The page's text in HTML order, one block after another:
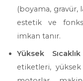
(boyama, gravür,
estetik ve
imkan tanır.
Yüksek Sıcaklık
etiketleri, yüksek